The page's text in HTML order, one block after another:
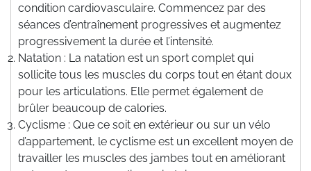
condition cardiovasculaire. Commencez par des
séances d’entraînement progressives et augmentez
progressivement la durée et l’intensité.
Natation : La natation est un sport complet qui
sollicite tous les muscles du corps tout en étant doux
pour les articulations. Elle permet également de
brûler beaucoup de calories.
Cyclisme : Que ce soit en extérieur ou sur un vélo
d’appartement, le cyclisme est un excellent moyen de
travailler les muscles des jambes tout en améliorant